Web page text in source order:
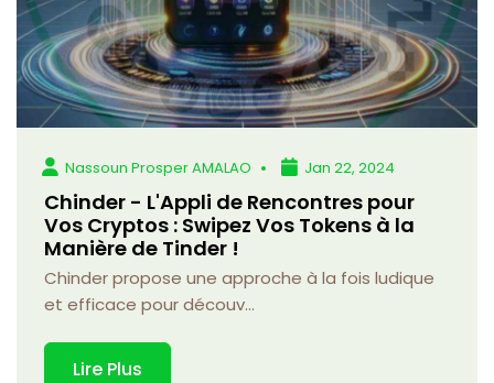
Nassoun Prosper AMALAO Jan 22, 2024
Chinder - L'Appli de Rencontres pour
Vos Cryptos : Swipez Vos Tokens à la
Manière de Tinder !
Chinder propose une approche à la fois ludique
et efficace pour découv...
Lire Plus